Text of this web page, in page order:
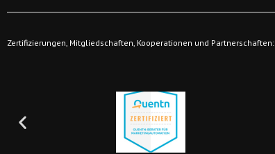
Zertifizierungen, Mitgliedschaften, Kooperationen und Partnerschaften: